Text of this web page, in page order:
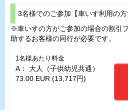
3名様でのご参加【車いす利用の方
※車いすの方がご参加の場合の割引
助するお客様の同行が必要です。
1名様あたり料金
A： 大人（子供幼児共通）
73.00 EUR (13,717円)